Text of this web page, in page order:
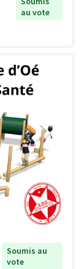
au vote
Soumis au
vote